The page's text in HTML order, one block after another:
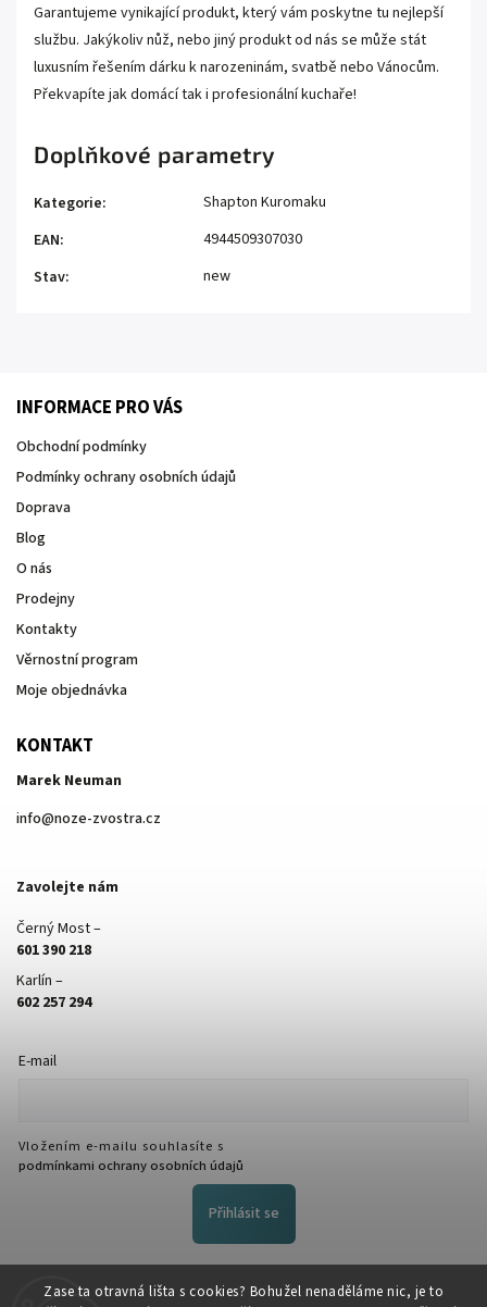
Zase ta otravná lišta s cookies? Bohužel nenaděláme nic, je to
Garantujeme vynikající produkt, který vám poskytne tu nejlepší
službu. Jakýkoliv nůž, nebo jiný produkt od nás se může stát
luxusním řešením dárku k narozeninám, svatbě nebo Vánocům.
Překvapíte jak domácí tak i profesionální kuchaře!
Doplňkové parametry
Kategorie:
Shapton Kuromaku
EAN:
4944509307030
Stav: new
INFORMACE PRO VÁS
Obchodní podmínky
Podmínky ochrany osobních údajů
Doprava
Blog
O nás
Prodejny
Kontakty
Věrnostní program
Moje objednávka
KONTAKT
Marek Neuman
info@noze-zvostra.cz
Zavolejte nám
Černý Most –
601 390 218
Karlín –
602 257 294
E-mail
Vložením e-mailu souhlasíte s
podmínkami ochrany osobních údajů
Přihlásit se
FACEBOOK